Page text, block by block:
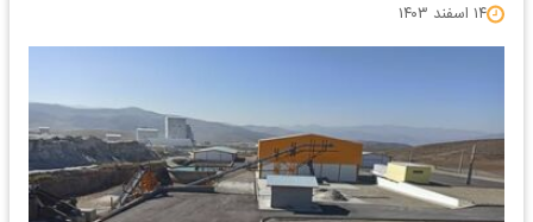
۱۴ اسفند ۱۴۰۳